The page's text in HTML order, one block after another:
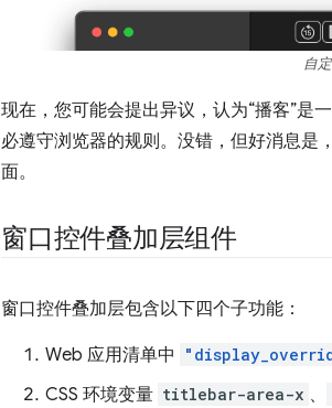
自
现在，您可能会提出异议，认为“播客”是
必遵守浏览器的规则。没错，但好消息是
面。
窗口控件叠加层组件
窗口控件叠加层包含以下四个子功能：
Web 应用清单中
CSS 环境变量 titlebar-area-x 、